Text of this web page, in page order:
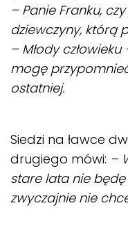
– Panie Franku,
dziewczyny, którą
– Młody człowieku
mogę
ostatniej.
Siedzi na ławce
drugiego mówi: –
stare lata nie
zwyczajnie nie